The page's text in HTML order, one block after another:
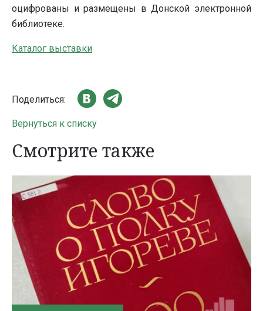
оцифрованы и размещены в Донской электронной
библиотеке.
Каталог выставки
Поделиться:
Вернуться к списку
Смотрите также